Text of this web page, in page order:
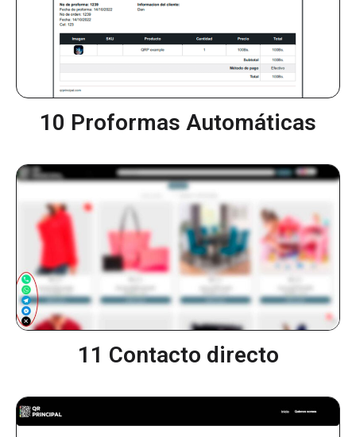
10 Proformas Automáticas
11 Contacto directo